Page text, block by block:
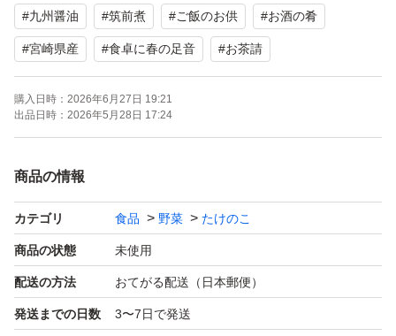
て器に盛るだけで、食卓に本格的な一品が加わります。
お弁当のおかずやお酒のおつまみにもぴったりです。
無添加で安心
使いやすい小分けパックなので、開封するたびに作りたて
の美味しさをお楽しみいただけます。
＼こんなシーンにおすすめ／
・忙しい日の「あと一品」に。
・常備菜として冷蔵庫にストック。
#九州醤油 #筑前煮 #ご飯のお供 #お酒の肴
#宮崎県産 #食卓に春の足音 #お茶請
購入日時： 2026年6月27日 19:21
出品日時： 2026年5月28日 17:24
商品の情報
カテゴリ 食品 野菜 たけのこ
商品の状態 未使用
配送の方法 おてがる配送（日本郵便）
発送までの日数 3〜7日で発送